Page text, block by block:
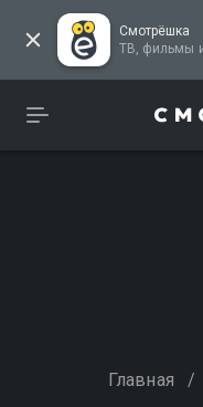
Смотрёшка
Главная /